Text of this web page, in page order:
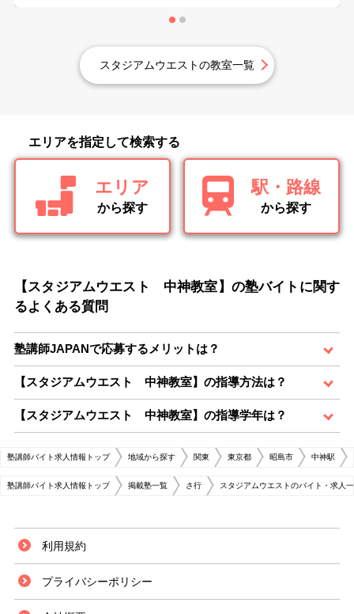
スタジアムウエストの教室一覧
エリアを指定して検索する
エリア
から探す
駅・路線
から探す
【スタジアムウエスト 中神教室】の塾バイトに関す
るよくある質問
塾講師JAPANで応募するメリットは？
【スタジアムウエスト 中神教室】の指導方法は？
【スタジアムウエスト 中神教室】の指導学年は？
塾講師バイト求人情報トップ 地域から探す 関東 東京都 昭島市 中神駅
塾講師バイト求人情報トップ 掲載塾一覧 さ行 スタジアムウエストのバイト・求人
利用規約
プライバシーポリシー